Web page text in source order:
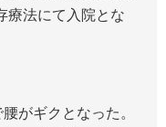
療法にて入院とな
がギクとなった。